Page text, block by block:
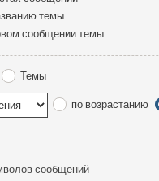
темы
сообщении темы
Темы
по возрастанию
сообщений